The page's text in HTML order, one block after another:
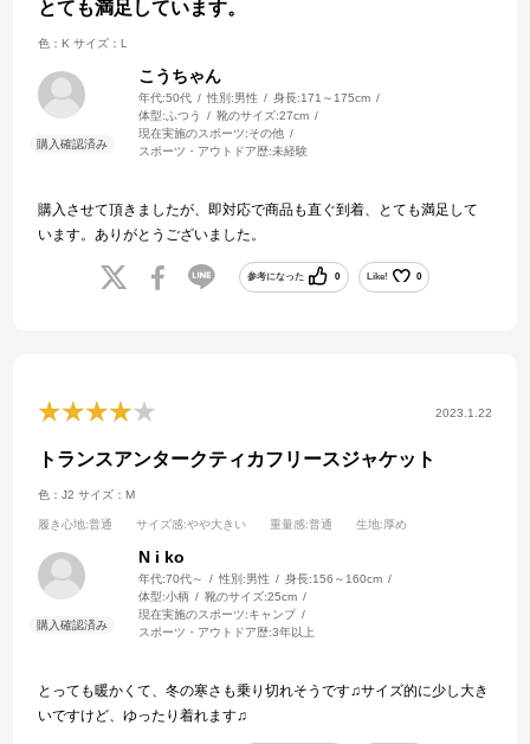
とても満足しています。
色：K サイズ：L
こうちゃん
年代:50代 性別:男性 身長:171～175cm
体型: ふつう 靴のサイズ:27cm
現在実施のスポーツ:その他
スポーツ・アウトドア歴:未経験
購入させて頂きましたが、即対応で商品も直ぐ到着、とても満足して
います。ありがとうございました。
参考になった 0 Like! 0
2023.1.22
トランスアンタークティカフリースジャケット
色：J2 サイズ：M
履き心地:普通 サイズ感:やや大きい 重量感:普通 生地:厚め
N i ko
年代:70代～ 性別:男性 身長:156～160cm
体型:小柄 靴のサイズ:25cm
現在実施のスポーツ:キャンプ
スポーツ・アウトドア歴:3年以上
とっても暖かくて、冬の寒さも乗り切れそうです♫サイズ的に少し大き
いですけど、ゆったり着れます♫